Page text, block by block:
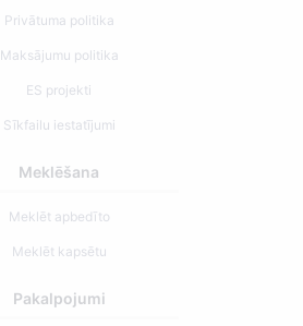
Privātuma politika
Maksājumu politika
ES projekti
Sīkfailu iestatījumi
Meklēšana
Meklēt apbedīto
Meklēt kapsētu
Pakalpojumi